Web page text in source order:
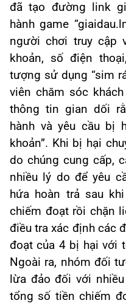
đã tạo đường link
hành game
người chơi truy cập
khoản, số điện
tượng sử dụng “sim
viên chăm sóc
thông tin gian dối
hành và yêu cầu bị
khoản”. Khi bị hại
do chúng cung cấp,
nhiều lý do để yêu
hứa hoàn trả sau
chiếm đoạt rồi chặn
điều tra xác định các
đoạt của 4 bị hại với
Ngoài ra, nhóm đối
lừa đảo đối với
tổng số tiền chiếm